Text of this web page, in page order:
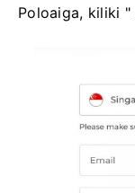
Poloaiga, kiliki "